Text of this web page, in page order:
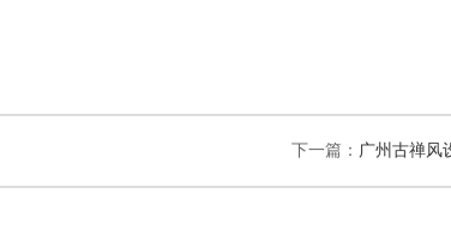
下一篇： 广州古禅风